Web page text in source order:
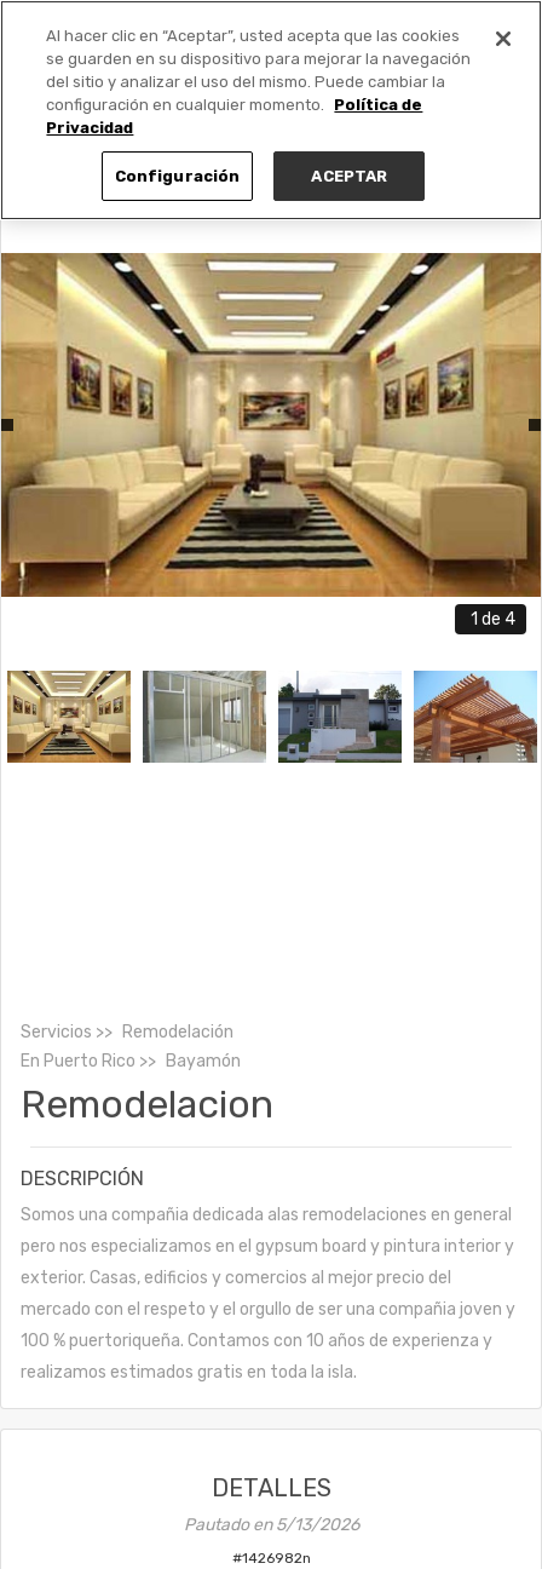
PUBLICA GRATIS +
1 de 4
Servicios
Remodelación
En Puerto Rico Bayamón
Remodelacion
DESCRIPCIÓN
Somos una compañia dedicada alas remodelaciones en general
pero nos especializamos en el gypsum board y pintura interior y
exterior. Casas, edificios y comercios al mejor precio del
mercado con el respeto y el orgullo de ser una compañia joven y
100 % puertoriqueña. Contamos con 10 años de experienza y
realizamos estimados gratis en toda la isla.
DETALLES
Pautado en5/13/2026
#1426982n
Al hacer clic en “Aceptar”, usted acepta que las cookies
se guarden en su dispositivo para mejorar la navegación
del sitio y analizar el uso del mismo. Puede cambiar la
configuración en cualquier momento.
Política de
Privacidad
Configuración ACEPTAR